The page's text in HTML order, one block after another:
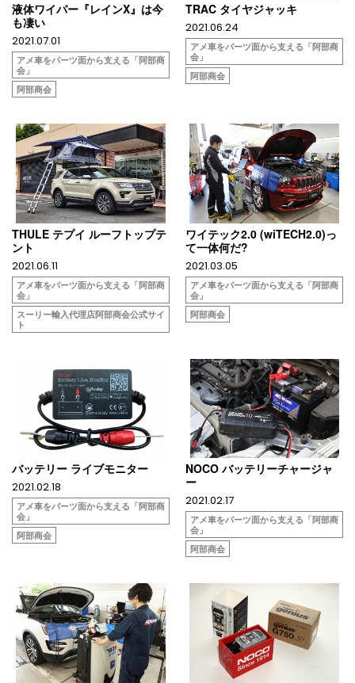
液体ワイパー『レインX』は今
も凄い
2021.07.01
アメ車をパーツ面から支える「阿部商
会」
阿部商会
TRAC タイヤジャッキ
2021.06.24
アメ車をパーツ面から支える「阿部商
会」
阿部商会
THULE テプイ ルーフトップテ
ント
2021.06.11
アメ車をパーツ面から支える「阿部商
会」
スーリー輸入代理店阿部商会公式サイ
ト
ワイテック2.0 (wiTECH2.0)っ
て一体何だ?
2021.03.05
アメ車をパーツ面から支える「阿部商
会」
阿部商会
バッテリー ライブモニター
2021.02.18
アメ車をパーツ面から支える「阿部商
会」
阿部商会
NOCO バッテリーチャージャ
ー
2021.02.17
アメ車をパーツ面から支える「阿部商
会」
阿部商会